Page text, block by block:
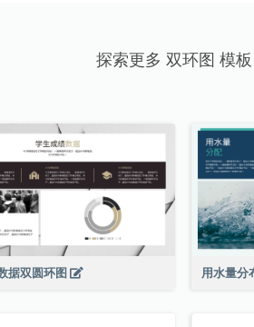
探索更多 双环图 模板
据双圆环图 用水量分